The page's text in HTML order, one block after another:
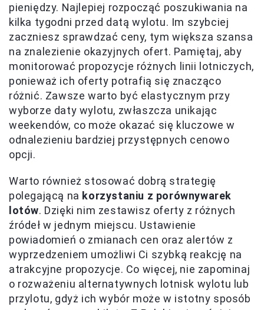
pieniędzy. Najlepiej rozpocząć poszukiwania na
kilka tygodni przed datą wylotu. Im szybciej
zaczniesz sprawdzać ceny, tym większa szansa
na znalezienie okazyjnych ofert. Pamiętaj, aby
monitorować propozycje różnych linii lotniczych,
ponieważ ich oferty potrafią się znacząco
różnić. Zawsze warto być elastycznym przy
wyborze daty wylotu, zwłaszcza unikając
weekendów, co może okazać się kluczowe w
odnalezieniu bardziej przystępnych cenowo
opcji.
Warto również stosować dobrą strategię
polegającą na korzystaniu z porównywarek
lotów. Dzięki nim zestawisz oferty z różnych
źródeł w jednym miejscu. Ustawienie
powiadomień o zmianach cen oraz alertów z
wyprzedzeniem umożliwi Ci szybką reakcję na
atrakcyjne propozycje. Co więcej, nie zapominaj
o rozważeniu alternatywnych lotnisk wylotu lub
przylotu, gdyż ich wybór może w istotny sposób